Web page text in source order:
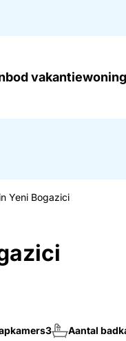
Yeni Bogazici
3 Aantal